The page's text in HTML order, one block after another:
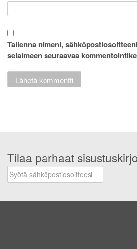
Tallenna nimeni,
selaimeen seuraavaa
Tilaa parhaat